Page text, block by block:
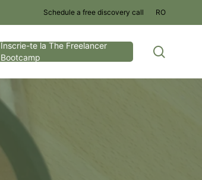
Schedule a free discovery call RO
Înscrie-te la The Freelancer
Bootcamp